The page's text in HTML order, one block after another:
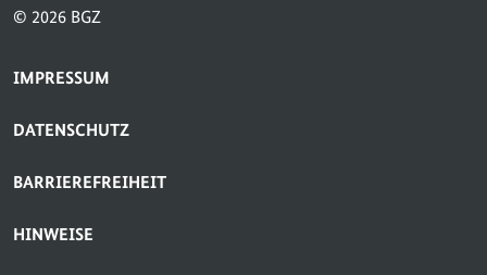
© 2026 BGZ
SERVICE-NAVIGATION FUSSBEREICH
IMPRESSUM
DATENSCHUTZ
BARRIEREFREIHEIT
HINWEISE